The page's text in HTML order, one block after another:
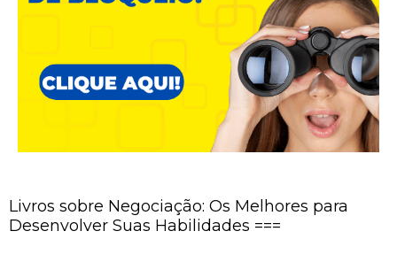
Livros sobre Negociação: Os Melhores para
Desenvolver Suas Habilidades ===